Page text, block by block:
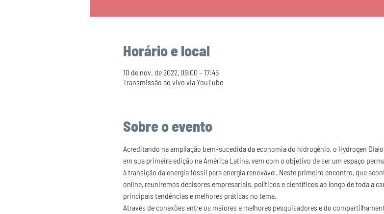
Horário e local
10 de nov. de 2022, 09:00 – 17:45
Transmissão ao vivo via YouTube
Sobre o evento
Acreditando na ampliação bem-sucedida da economia do hidrogênio, o Hydrogen
em sua primeira edição na América Latina, vem com o objetivo de ser um espaço
à transição da energia fóssil para energia renovável. Neste primeiro encontro, que
online, reuniremos decisores empresariais, políticos e científicos ao longo de toda a
principais tendências e melhores práticas no tema.
Através de conexões entre os maiores e melhores pesquisadores e do